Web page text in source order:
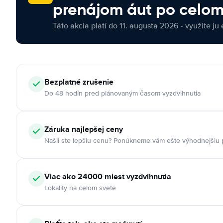
prenájom áut po
Táto akcia platí do 11. augusta 2026 - využite ju
Bezplatné zrušenie
Do 48 hodín pred plánovaným časom vyzdvihnutia
Záruka najlepšej ceny
Našli ste lepšiu cenu? Ponúkneme vám ešte výhodnejšiu
Viac ako 24000 miest vyzdvihnutia
Lokality na celom svete